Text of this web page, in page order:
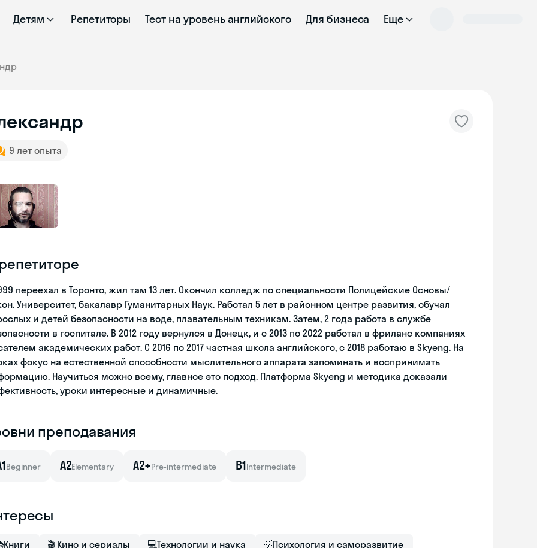
Детям Репетиторы Тест на уровень английского Для бизнеса Еще
9 лет опыта
переехал в Торонто, жил там 13 лет. Окончил колледж по специальности Полицейские Основы/
Университет, бакалавр Гуманитарных Наук. Работал 5 лет в районном центре развития, обучал
и детей безопасности на воде, плавательным техникам. Затем, 2 года работа в службе
в госпитале. В 2012 году вернулся в Донецк, и с 2013 по 2022 работал в фриланс компаниях
академических работ. С 2016 по 2017 частная школа английского, с 2018 работаю в Skyeng. На
фокус на естественной способности мыслительного аппарата запоминать и воспринимать
Научиться можно всему, главное это подход. Платформа Skyeng и методика доказали
уроки интересные и динамичные.
преподавания
Beginner A2Elementary A2+Pre-intermediate B1Intermediate
Книги 🎬 Кино и сериалы 💻Технологии и наука 💡Психология и саморазвитие